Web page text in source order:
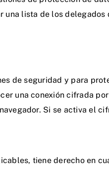
una lista de los
de seguridad y para
una conexión cifrada
Si se activa el
tiene derecho en